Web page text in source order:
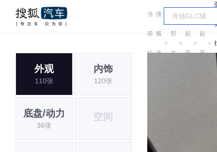
当
前
位
搜
狐
汽
＞
车
型
大
＞
起
亚
＞
起
亚
＞
外观
110张
内饰
120张
底盘/动力
36张
空间